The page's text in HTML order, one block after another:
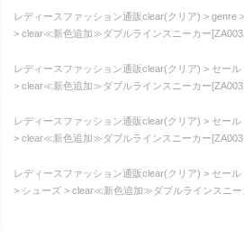
レディースファッション通販clear(クリア) genre
clear≪新色追加≫ダブルラインスニーカー
レディースファッション通販clear(クリア) セール
clear≪新色追加≫ダブルラインスニーカー
レディースファッション通販clear(クリア) セール
clear≪新色追加≫ダブルラインスニーカー
レディースファッション通販clear(クリア) セール
シューズ
clear≪新色追加≫ダブルラインスニー